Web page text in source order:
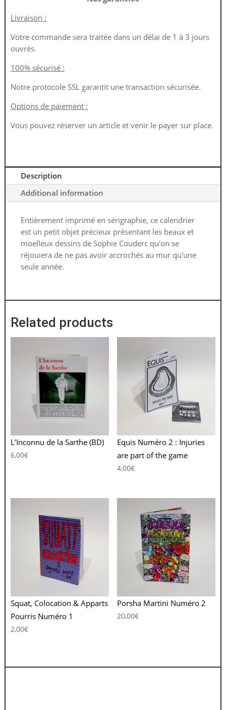
Livraison :
Votre commande sera traitée dans un délai de 1 à 3 jours
ouvrés.
100% sécurisé :
Notre protocole SSL garantit une transaction sécurisée.
Options de paiement :
Vous pouvez réserver un article et venir le payer sur place.
Description
Additional information
Entièrement imprimé en sérigraphie, ce calendrier
est un petit objet précieux présentant les beaux et
moelleux dessins de Sophie Couderc qu'on se
réjouiera de ne pas avoir accrochés au mur qu'une
seule année.
Related products
L’Inconnu de la Sarthe (BD)
6,00€
Equis Numéro 2 : Injuries
are part of the game
4,00€
Squat, Colocation & Apparts
Pourris Numéro 1
2,00€
Porsha Martini Numéro 2
20,00€